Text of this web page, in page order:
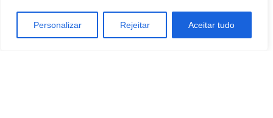
Personalizar Rejeitar Aceitar tudo
competição de futebol do mundo entre 1850 e
1900.